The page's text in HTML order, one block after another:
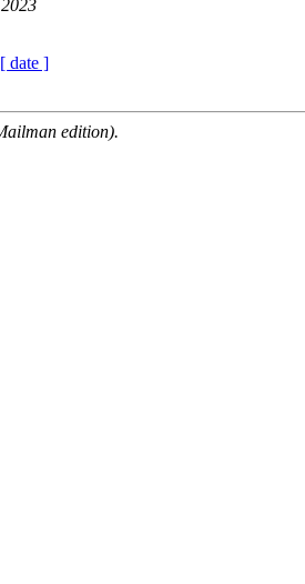
[ date ]
edition).